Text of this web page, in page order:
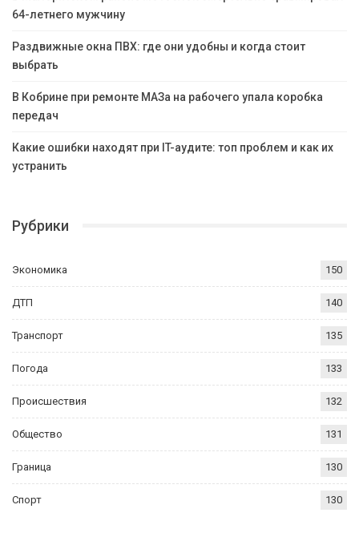
64-летнего мужчину
Раздвижные окна ПВХ: где они удобны и когда стоит
выбрать
В Кобрине при ремонте МАЗа на рабочего упала коробка
передач
Какие ошибки находят при IT-аудите: топ проблем и как их
устранить
Рубрики
Экономика 150
ДТП 140
Транспорт 135
Погода 133
Происшествия 132
Общество 131
Граница 130
Спорт 130